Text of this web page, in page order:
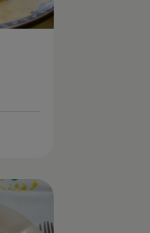
Mancarica de naut